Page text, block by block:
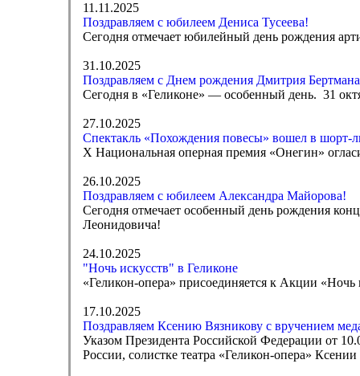
11.11.2025
Поздравляем с юбилеем Дениса Тусеева!
Сегодня отмечает юбилейный день рождения
31.10.2025
Поздравляем с Днем рождения Дмитрия
Сегодня в «Геликоне» — особенный день. 31
27.10.2025
Спектакль «Похождения повесы» вошел в
Х Национальная оперная премия «Онегин»
26.10.2025
Поздравляем с юбилеем Александра Майорова!
Сегодня отмечает особенный день рождения
Леонидовича!
24.10.2025
"Ночь искусств" в Геликоне
«Геликон-опера» присоединяется к Акции
17.10.2025
Поздравляем Ксению Вязникову с вручением
Указом Президента Российской Федерации от
России, солистке театра «Геликон-опера»